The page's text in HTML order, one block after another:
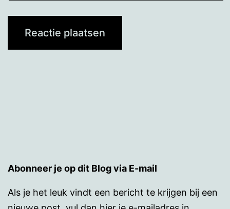
Abonneer je op dit Blog via E-mail
Als je het leuk vindt een bericht te krijgen bij een